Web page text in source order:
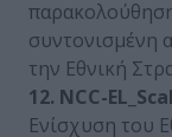
συντονισμένη
την Εθνική
12. NCC-
Ενίσχυση του